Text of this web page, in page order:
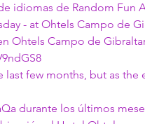
idiomas de Random Fun
- at Ohtels Campo de
Ohtels Campo de
few months, but as
durante los últimos